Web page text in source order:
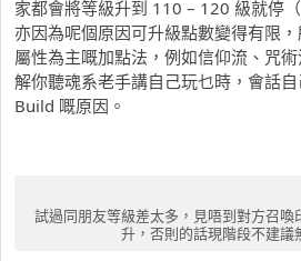
家都會將等級升到 110 – 120 級就停
亦因為呢個原因可升級點數變得有限
屬性為主嘅加點法，例如信仰流、咒
解你聽魂系老手講自己玩乜時，會話
Build 嘅原因。
試過同朋友等級差太多，見唔到對方召喚
升，否則的話現階段不建議